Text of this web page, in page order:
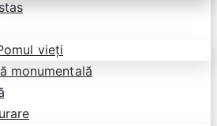
vieți
monumentală